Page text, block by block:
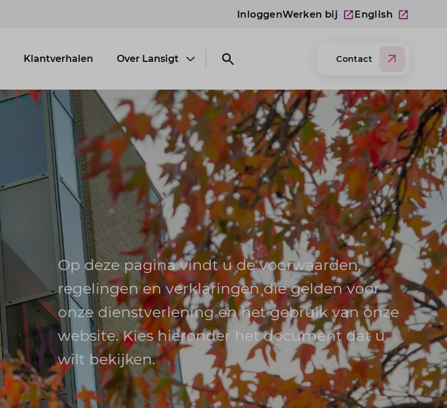
InloggenWerken bij English
Klantverhalen Over Lansigt
Open submenu Over Lansigt
Open search website
Contact
Op deze pagina vindt u de voorwaarden,
regelingen en verklaringen die gelden voor
onze dienstverlening en het gebruik van onze
website. Kies hieronder het document dat u
wilt bekijken.